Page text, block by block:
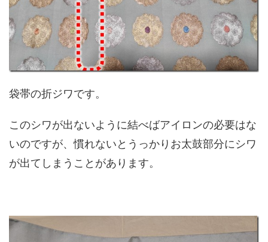
袋帯の折ジワです。
このシワが出ないように結べばアイロンの必要はな
いのですが、慣れないとうっかりお太鼓部分にシワ
が出てしまうことがあります。